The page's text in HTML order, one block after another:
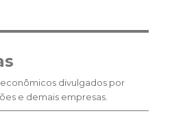
divulgados por
e demais empresas.